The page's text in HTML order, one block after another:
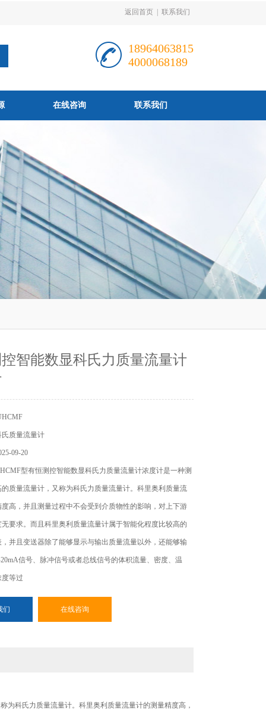
返回首页 联系我们
18964063815
4000068189
在线咨询 联系我们
智能数显科氏力质量流量计
质量流量计
09-20
型有恒测控智能数显科氏力质量流量计浓度计是一种测
质量流量计，又称为科氏力质量流量计。科里奥利质量流
高，并且测量过程中不会受到介质物性的影响，对上下游
要求。而且科里奥利质量流量计属于智能化程度比较高的
并且变送器除了能够显示与输出质量流量以外，还能够输
信号、脉冲信号或者总线信号的体积流量、密度、温
等过
们 在线咨询
为科氏力质量流量计。科里奥利质量流量计的测量精度高，